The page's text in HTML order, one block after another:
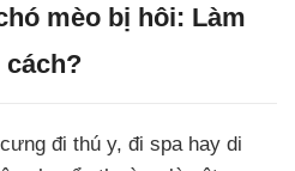
mèo bị hôi: Làm
đi thú y, đi spa hay di